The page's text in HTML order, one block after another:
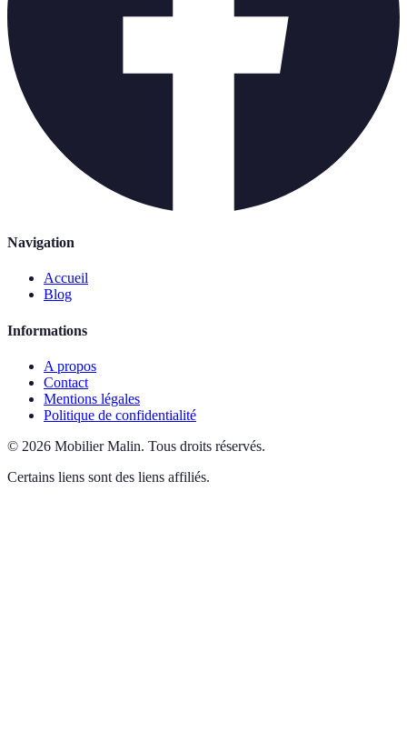
Navigation
Accueil
Blog
Informations
A propos
Contact
Mentions légales
Politique de confidentialité
© 2026 Mobilier Malin. Tous droits réservés.
Certains liens sont des liens affiliés.